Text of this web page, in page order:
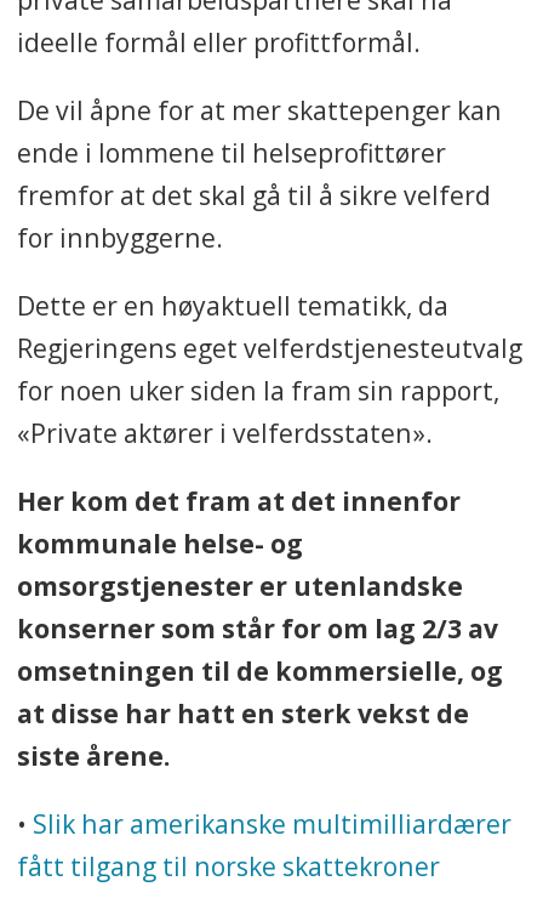
ideelle formål eller profittformål.
De vil åpne for at mer skattepenger kan
ende i lommene til helseprofittører
fremfor at det skal gå til å sikre velferd
for innbyggerne.
Dette er en høyaktuell tematikk, da
Regjeringens eget velferdstjenesteutvalg
for noen uker siden la fram sin rapport,
«Private aktører i velferdsstaten».
Her kom det fram at det innenfor
kommunale helse- og
omsorgstjenester er utenlandske
konserner som står for om lag 2/3 av
omsetningen til de kommersielle, og
at disse har hatt en sterk vekst de
siste årene.
• Slik har amerikanske multimilliardærer
fått tilgang til norske skattekroner